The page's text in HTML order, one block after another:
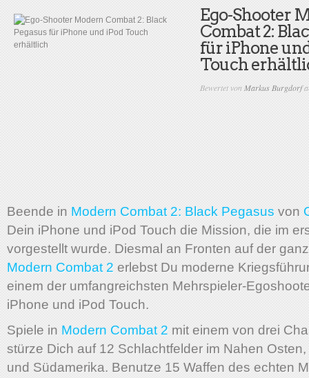
Ego-Shooter
Combat 2:
für iPhone
Touch
Bewertet vonMarkus Burgdorf
Beende in Modern Combat 2: Black Pegasus von
Dein iPhone und iPod Touch die Mission, die im
vorgestellt wurde. Diesmal an Fronten auf der
Modern Combat 2 erlebst Du moderne
einem der umfangreichsten Mehrspieler-
iPhone und iPod Touch.
Spiele in Modern Combat 2 mit einem von drei
stürze Dich auf 12 Schlachtfelder im Nahen
und Südamerika. Benutze 15 Waffen des echten